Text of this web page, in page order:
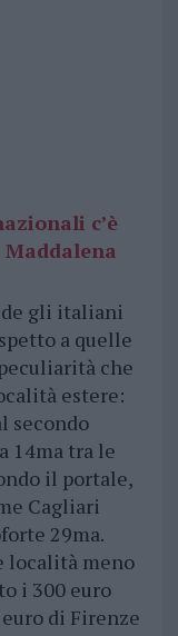
c’è
Maddalena
gli italiani
a quelle
che
estere:
secondo
14ma tra le
il portale,
Cagliari
29ma.
località meno
i 300 euro
di Firenze